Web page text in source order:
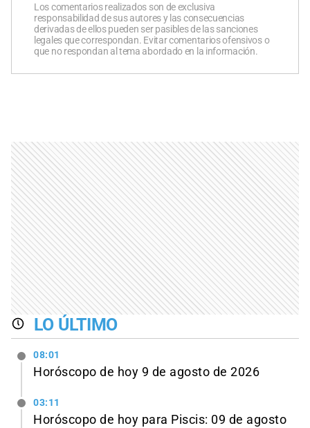
Los comentarios realizados son de exclusiva
responsabilidad de sus autores y las consecuencias
derivadas de ellos pueden ser pasibles de las sanciones
legales que correspondan. Evitar comentarios ofensivos o
que no respondan al tema abordado en la información.
LO ÚLTIMO
08:01
Horóscopo de hoy 9 de agosto de 2026
03:11
Horóscopo de hoy para Piscis: 09 de agosto